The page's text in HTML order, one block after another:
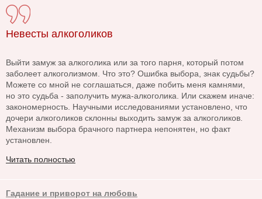
Невесты алкоголиков
Выйти замуж за алкоголика или за того парня, который потом
заболеет алкоголизмом. Что это? Ошибка выбора, знак судьбы?
Можете со мной не соглашаться, даже побить меня камнями,
но это судьба - заполучить мужа-алкоголика. Или скажем иначе:
закономерность. Научными исследованиями установлено, что
дочери алкоголиков склонны выходить замуж за алкоголиков.
Механизм выбора брачного партнера непонятен, но факт
установлен.
Читать полностью
Гадание и приворот на любовь